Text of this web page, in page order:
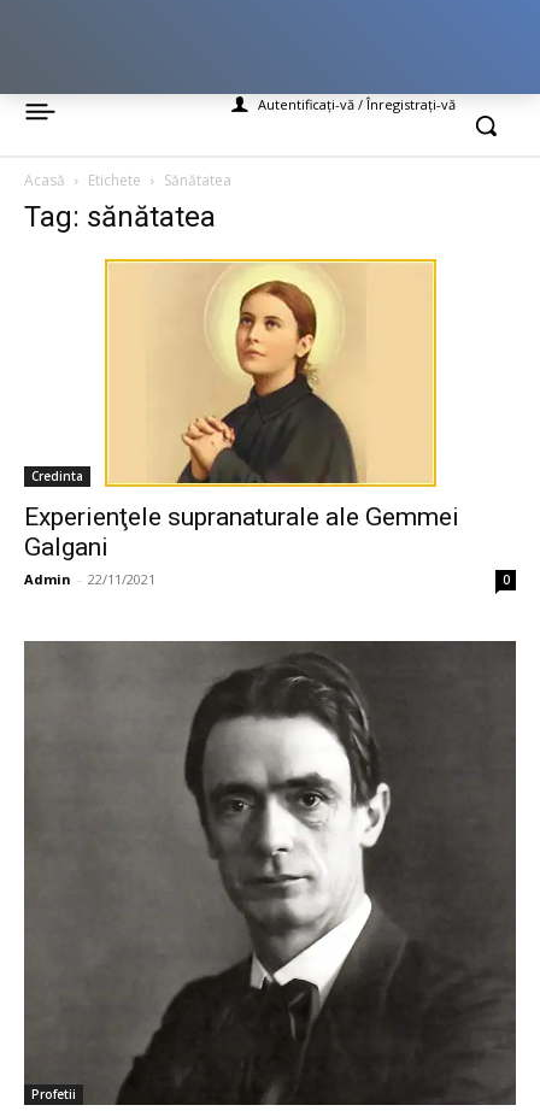
Autentificați-vă / Înregistrați-vă
Acasă Etichete Sănătatea
Tag: sănătatea
Credinta
Experienţele supranaturale ale Gemmei
Galgani
Admin - 22/11/2021 0
Profetii